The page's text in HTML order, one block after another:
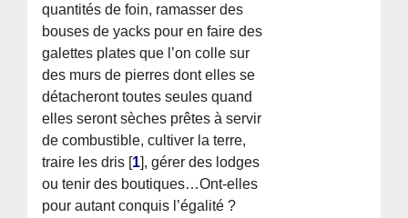
quantités de foin, ramasser des
bouses de yacks pour en faire des
galettes plates que l’on colle sur
des murs de pierres dont elles se
détacheront toutes seules quand
elles seront sèches prêtes à servir
de combustible, cultiver la terre,
traire les dris [1], gérer des lodges
ou tenir des boutiques…Ont-elles
pour autant conquis l’égalité ?